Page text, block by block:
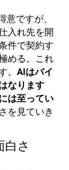
意ですが、
入れ先を開
件で契約す
める。これ
。AIはバイ
なります
は至ってい
を見ていき
さ